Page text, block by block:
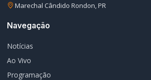
Marechal Cândido Rondon, PR
Navegação
Notícias
Ao Vivo
Programação